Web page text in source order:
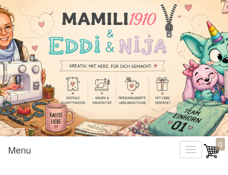
Mamili1910
T
Menu 0